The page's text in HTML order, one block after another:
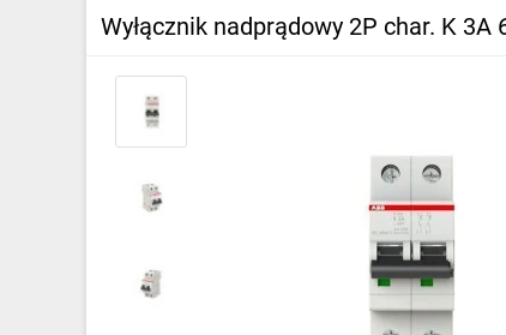
Rozdzielnice i obudowy
Elementy prowadzenia kabli
Gniazda i łączniki
Oprawy oświetleniowe
Wyłącznik nadprądowy 2P char. K 3A